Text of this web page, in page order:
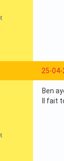
25-04-
Ben
Il fait